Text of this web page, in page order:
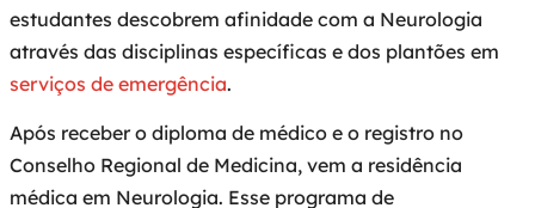
estudantes descobrem afinidade com a Neurologia
através das disciplinas específicas e dos plantões em
serviços de emergência.
Após receber o diploma de médico e o registro no
Conselho Regional de Medicina, vem a residência
médica em Neurologia. Esse programa de